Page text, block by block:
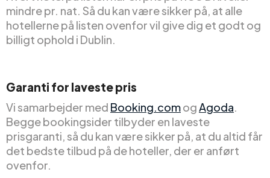
mindre pr. nat. Så du kan være sikker på, at alle
hotellerne på listen ovenfor vil give dig et godt og
billigt ophold i Dublin.
Garanti for laveste pris
Vi samarbejder med Booking.comogAgoda.
Begge bookingsider tilbyder en laveste
prisgaranti, så du kan være sikker på, at du altid får
det bedste tilbud på de hoteller, der er anført
ovenfor.